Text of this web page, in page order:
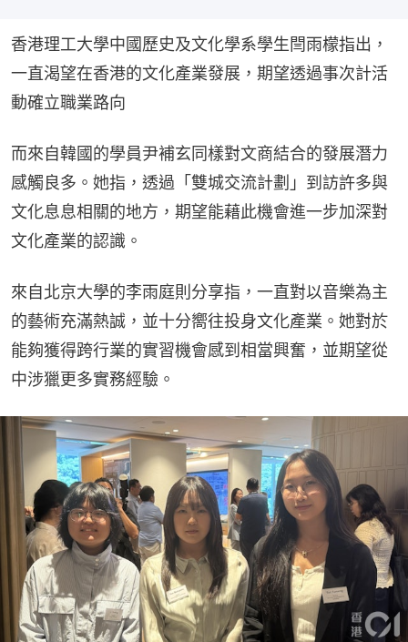
香港理工大學中國歷史及文化學系學生閆雨檬指出，
一直渴望在香港的文化產業發展，期望透過事次計活
動確立職業路向
而來自韓國的學員尹補玄同樣對文商結合的發展潛力
感觸良多。她指，透過「雙城交流計劃」到訪許多與
文化息息相關的地方，期望能藉此機會進一步加深對
文化產業的認識。
來自北京大學的李雨庭則分享指，一直對以音樂為主
的藝術充滿熱誠，並十分嚮往投身文化產業。她對於
能夠獲得跨行業的實習機會感到相當興奮，並期望從
中涉獵更多實務經驗。